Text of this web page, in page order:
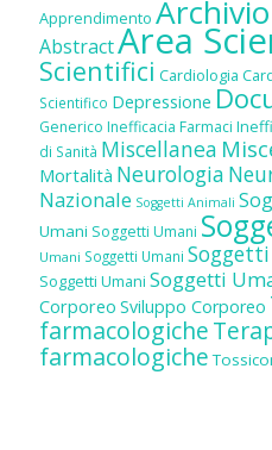
Apprendimento
AbstractArea
Scientifici Cardiologia
Scientifico Depressione
Generico Inefficacia Farmaci
di Sanità Miscellanea
Mortalità Neurologia
Nazionale Soggetti Animali
Umani Soggetti Umani
Umani Soggetti Umani
Soggetti Umani Soggetti
Corporeo Sviluppo Corporeo
farmacologiche
farmacologiche